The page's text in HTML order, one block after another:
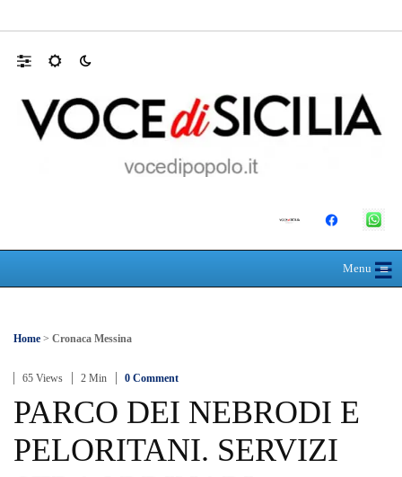
Menu≡
☰
Home > Cronaca Messina
65 Views 2 Min 0 Comment
PARCO DEI NEBRODI E
PELORITANI. SERVIZI